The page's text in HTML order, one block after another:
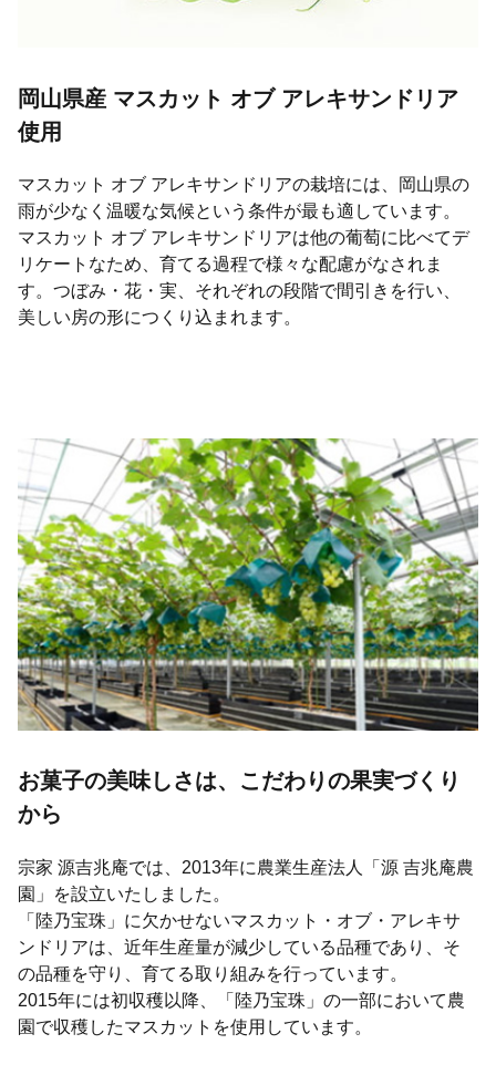
岡山県産 マスカット オブ アレキサンドリア
使用
マスカット オブ アレキサンドリアの栽培には、岡山県の
雨が少なく温暖な気候という条件が最も適しています。
マスカット オブ アレキサンドリアは他の葡萄に比べてデ
リケートなため、育てる過程で様々な配慮がなされま
す。つぼみ・花・実、それぞれの段階で間引きを行い、
美しい房の形につくり込まれます。
お菓子の美味しさは、こだわりの果実づくり
から
宗家 源吉兆庵では、2013年に農業生産法人「源 吉兆庵農
園」を設立いたしました。
「陸乃宝珠」に欠かせないマスカット・オブ・アレキサ
ンドリアは、近年生産量が減少している品種であり、そ
の品種を守り、育てる取り組みを行っています。
2015年には初収穫以降、「陸乃宝珠」の一部において農
園で収穫したマスカットを使用しています。